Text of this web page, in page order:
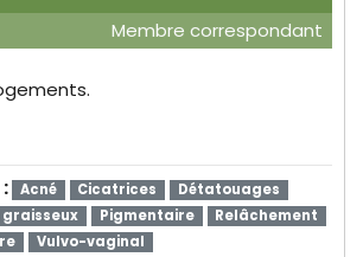
Membre correspondant
Acné Cicatrices
Détatouages
graisseux Pigmentaire
Relâchement
Vulvo-vaginal